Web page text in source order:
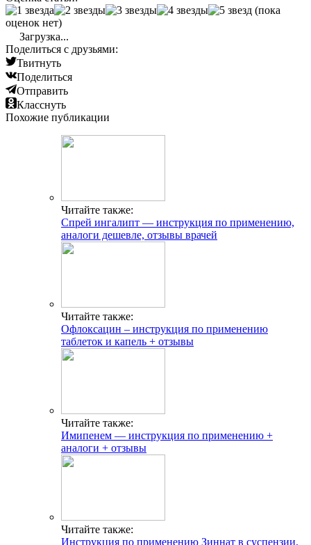
(пока
оценок нет)
Загрузка...
Поделиться с друзьями:
Твитнуть
Поделиться
Отправить
Класснуть
Похожие публикации
Читайте также:
Спрей ингалипт — инструкция по применению,
аналоги дешевле, отзывы врачей
Читайте также:
Офлоксацин – инструкция по применению
таблеток и капель + отзывы
Читайте также:
Имипенем — инструкция по применению +
аналоги + отзывы
Читайте также:
Инструкция по применению Зиннат в суспензии,